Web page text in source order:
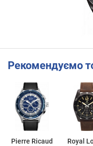
Рекомендуємо
Pierre Ricaud
Royal